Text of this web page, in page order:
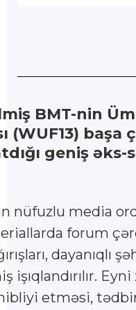
BMT-nin
(WUF13)
geniş əks-
nüfuzlu media
forum
dayanıqlı
işıqlandırılır.
etməsi,